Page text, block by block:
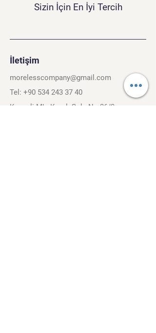
Sizin İçin En İyi Tercih
İletişim
morelesscompany@gmail.com
Tel: +90 534 243 37 40
Kırcaali Mh. Kayalı Sok. No.26/3